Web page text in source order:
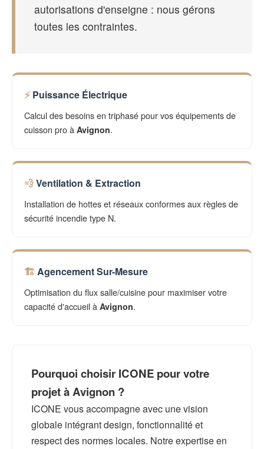
autorisations d'enseigne : nous gérons
toutes les contraintes.
Puissance Électrique
Calcul des besoins en triphasé pour vos équipements de
cuisson pro à Avignon.
Ventilation & Extraction
Installation de hottes et réseaux conformes aux règles de
sécurité incendie type N.
Agencement Sur-Mesure
Optimisation du flux salle/cuisine pour maximiser votre
capacité d'accueil à Avignon.
Pourquoi choisir ICONE pour votre
projet à Avignon ?
ICONE vous accompagne avec une vision
globale intégrant design, fonctionnalité et
respect des normes locales. Notre expertise en